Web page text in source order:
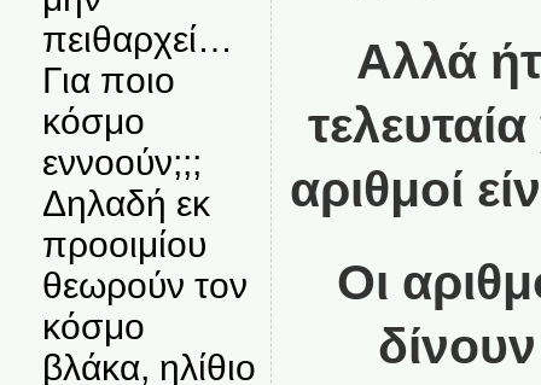
πειθαρχεί…
Για ποιο
κόσμο
εννοούν;;;
Δηλαδή εκ
προοιμίου
θεωρούν τον
κόσμο
βλάκα, ηλίθιο
Αλλά
αριθμοί
Οι